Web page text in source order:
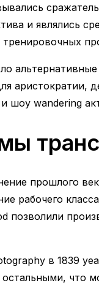
и являлись
аристократии,
шоу wandering
прошлого
рабочего
позволили
в 1839
остальными, что